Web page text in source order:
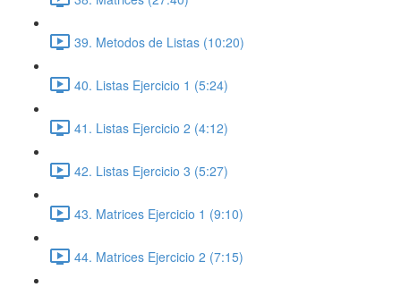
39. Metodos de Listas (10:20)
40. Listas Ejercicio 1 (5:24)
41. Listas Ejercicio 2 (4:12)
42. Listas Ejercicio 3 (5:27)
43. Matrices Ejercicio 1 (9:10)
44. Matrices Ejercicio 2 (7:15)